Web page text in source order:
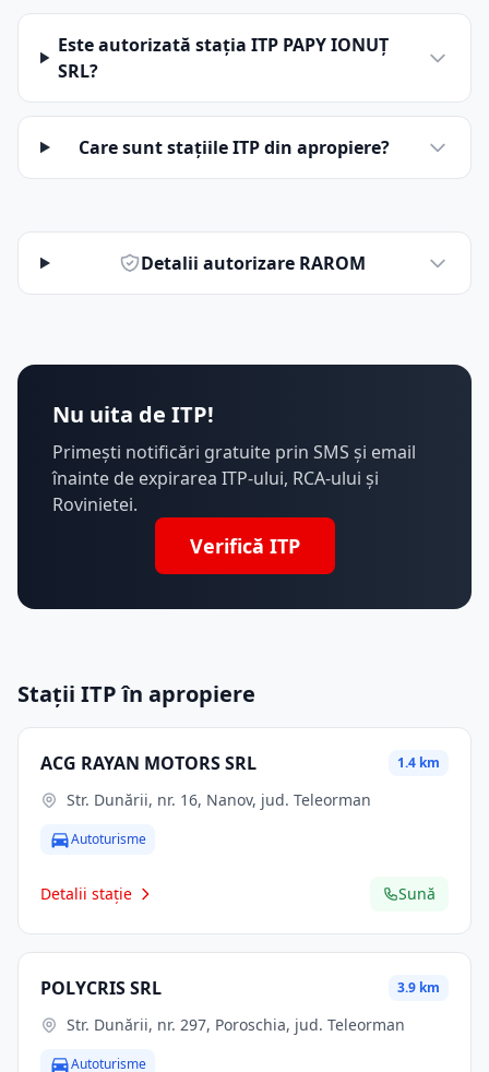
Este autorizată stația ITP PAPY IONUŢ
SRL?
Care sunt stațiile ITP din apropiere?
Detalii autorizare RAROM
Nu uita de ITP!
Primești notificări gratuite prin SMS și email
înainte de expirarea ITP-ului, RCA-ului și
Rovinietei.
Verifică ITP
Stații ITP în apropiere
ACG RAYAN MOTORS SRL 1.4 km
Str. Dunării, nr. 16, Nanov, jud. Teleorman
Autoturisme
Detalii stație Sună
POLYCRIS SRL 3.9 km
Str. Dunării, nr. 297, Poroschia, jud. Teleorman
Autoturisme